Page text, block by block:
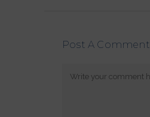
Post A Comment